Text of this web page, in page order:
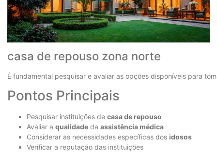
casa de repouso zona norte
É fundamental pesquisar e avaliar as opções disponíveis para
Pontos Principais
Pesquisar instituições de casa de repouso
Avaliar a qualidade da assistência médica
Considerar as necessidades específicas dos idosos
Verificar a reputação das instituições